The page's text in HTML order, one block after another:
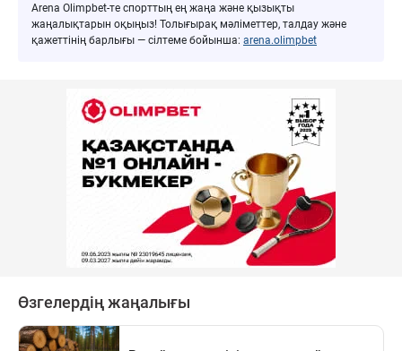
Arena Olimpbet-те спорттың ең жаңа және қызықты
жаңалықтарын оқыңыз! Толығырақ мәліметтер, талдау және
қажеттінің барлығы — сілтеме бойынша: arena.olimpbet